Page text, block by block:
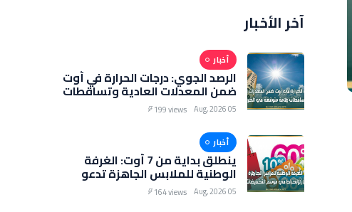
آخر الأخبار
أخبار
الرصد الجوي: درجات الحرارة في أوت
ضمن المعدلات العادية وتساقطات
هامة متوقعة في الخريف
05 Aug, 2026
199 views
أخبار
ينطلق بداية من 7 أوت: الغرفة
الوطنية للملابس الجاهزة تدعو
التجار للانخراط في موسم
التخفيضات الصيفية
05 Aug, 2026
164 views